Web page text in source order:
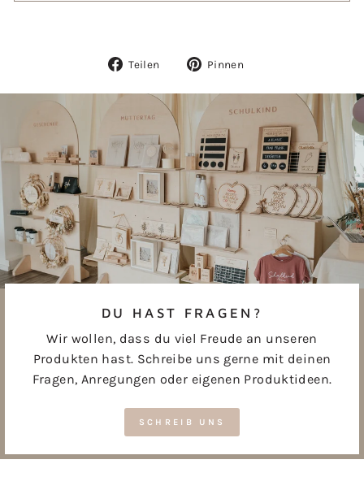
Teilen
Auf
Pinnen
DU HAST FRAGEN?
Wir wollen, dass du viel Freude an unseren
Produkten hast. Schreibe uns gerne mit deinen
Fragen, Anregungen oder eigenen Produktideen.
SCHREIB UNS